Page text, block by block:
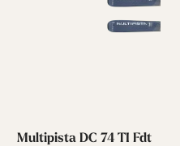
Multipista DC 74 TI Fdt